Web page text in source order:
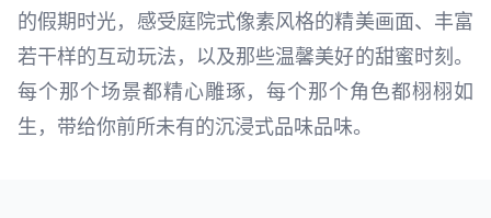
的假期时光，感受庭院式像素风格的精美画面、丰富
若干样的互动玩法，以及那些温馨美好的甜蜜时刻。
每个那个场景都精心雕琢，每个那个角色都栩栩如
生，带给你前所未有的沉浸式品味品味。